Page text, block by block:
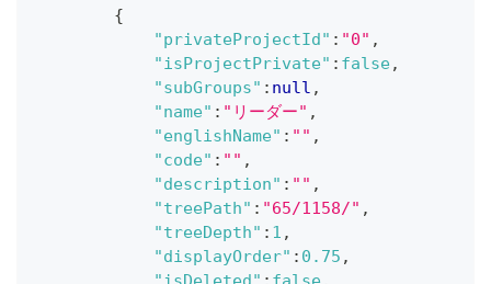
{
"privateProjectId" : "0" ,
"isProjectPrivate" : false,
"subGroups" : null ,
"name" : "リーダー" ,
"englishName" : "" ,
"code" : "" ,
"description" : "" ,
"treePath" : "65/1158/" ,
"treeDepth" : 1 ,
"displayOrder" : 0.75 ,